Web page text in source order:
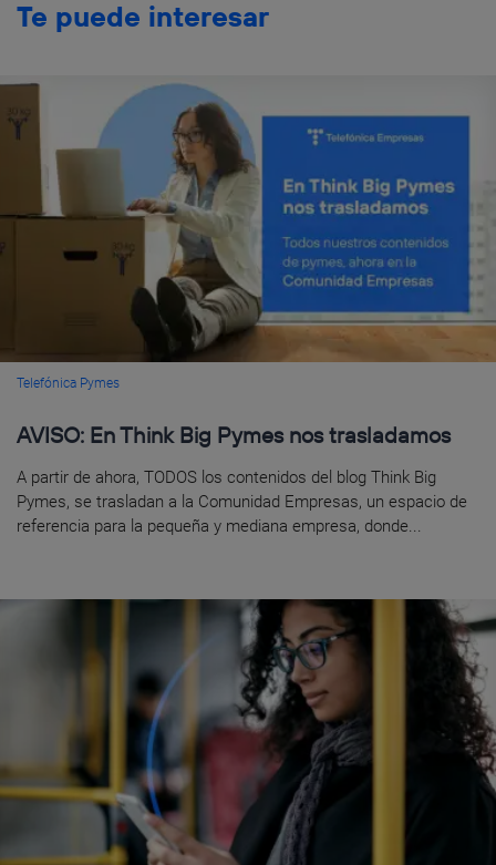
Te puede interesar
Telefónica Pymes
AVISO: En Think Big Pymes nos trasladamos
A partir de ahora, TODOS los contenidos del blog Think Big
Pymes, se trasladan a la Comunidad Empresas, un espacio de
referencia para la pequeña y mediana empresa, donde...